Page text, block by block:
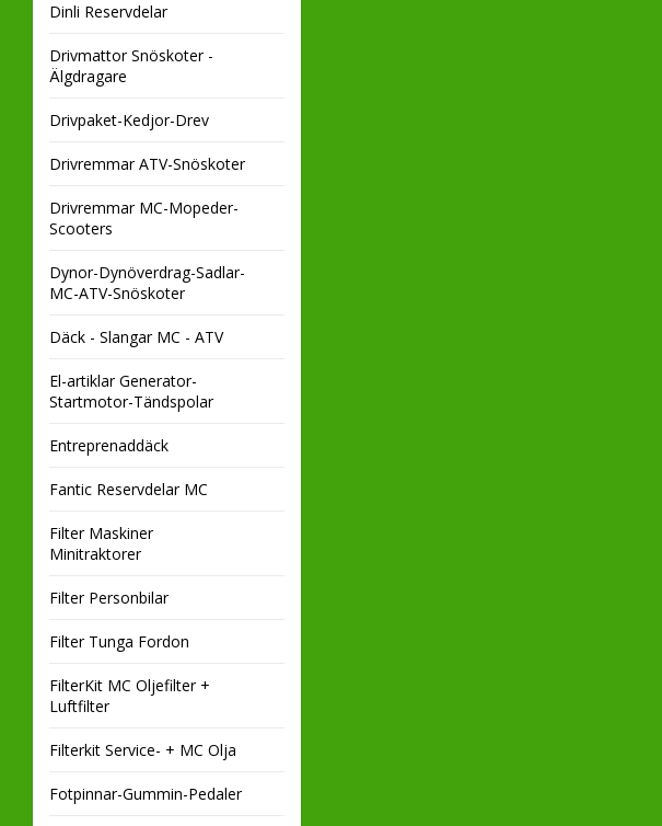
Dinli Reservdelar
Drivmattor Snöskoter -
Älgdragare
Drivpaket-Kedjor-Drev
Drivremmar ATV-Snöskoter
Drivremmar MC-Mopeder-
Scooters
Dynor-Dynöverdrag-Sadlar-
MC-ATV-Snöskoter
Däck - Slangar MC - ATV
El-artiklar Generator-
Startmotor-Tändspolar
Entreprenaddäck
Fantic Reservdelar MC
Filter Maskiner
Minitraktorer
Filter Personbilar
Filter Tunga Fordon
FilterKit MC Oljefilter +
Luftfilter
Filterkit Service- + MC Olja
Fotpinnar-Gummin-Pedaler